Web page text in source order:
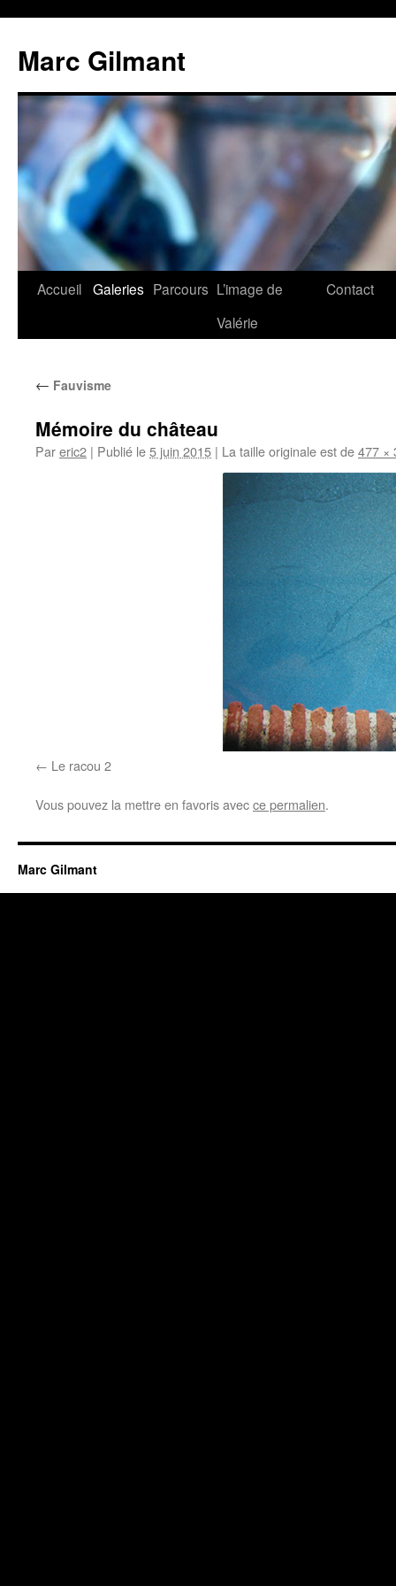
Marc Gilmant
Accueil Galeries Parcours L’image de
Valérie
Contact
← Fauvisme
Mémoire du château
Pareric2 | Publié le5 juin 2015 | La taille originale est de477 ×
Le racou 2
Vous pouvez la mettre en favoris avecce permalien.
Marc Gilmant